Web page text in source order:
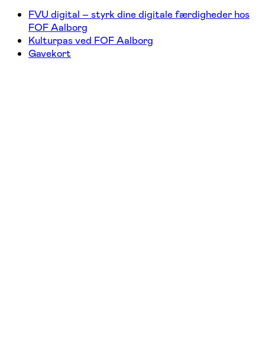
FVU digital – styrk dine digitale færdigheder hos
FOF Aalborg
Kulturpas ved FOF Aalborg
Gavekort